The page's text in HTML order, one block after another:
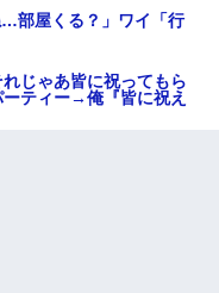
…部屋くる？」ワイ「行
じゃあ皆に祝ってもら
ティー→俺『皆に祝え